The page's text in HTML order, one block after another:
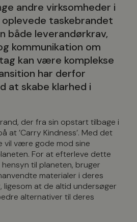
andre virksomheder i
taskebrandet
både leverandørkrav,
kommunikation om
kan være komplekse
har derfor
at skabe klarhed i
der fra sin opstart tilbage i
at ’Carry Kindness’. Med det
vil være gode mod sine
For at efterleve dette
til planeten, bruger
materialer i deres
ligesom at de altid undersøger
alternativer til deres